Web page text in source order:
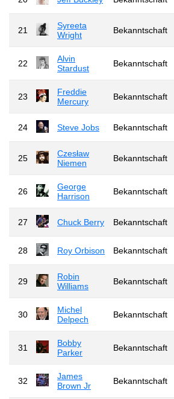
21
Syreeta
Wright
Bekanntschaft
22
Alvin
Stardust
Bekanntschaft
23
Freddie
Mercury
Bekanntschaft
24 Steve Jobs Bekanntschaft
25
Czesław
Niemen
Bekanntschaft
26
George
Harrison
Bekanntschaft
27 Chuck Berry Bekanntschaft
28 Roy Orbison Bekanntschaft
29
Robin
Williams
Bekanntschaft
30
Michel
Delpech
Bekanntschaft
31
Bobby
Parker
Bekanntschaft
32
James
Brown Jr
Bekanntschaft